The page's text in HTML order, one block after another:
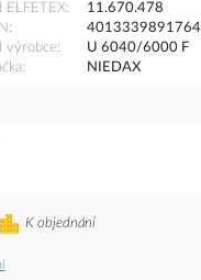
ELFETEX
11.670.478
4013339891764
výrobce
U 6040/6000 F
NIEDAX
K objednání